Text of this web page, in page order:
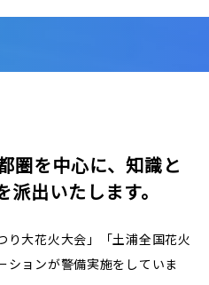
圏を中心に、知識と
出いたします。
り大花火大会」「土浦全国花火
ションが警備実施をしていま